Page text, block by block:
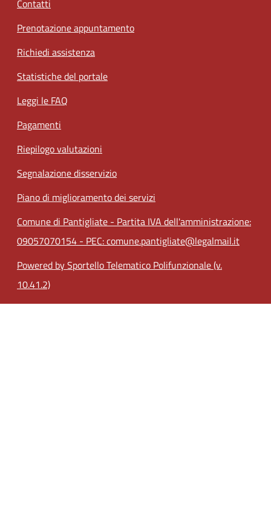
Contatti
Prenotazione appuntamento
Richiedi assistenza
Statistiche del portale
Leggi le FAQ
Pagamenti
Riepilogo valutazioni
Segnalazione disservizio
Piano di miglioramento dei servizi
Comune di Pantigliate - Partita IVA dell'amministrazione:
09057070154 - PEC: comune.pantigliate@legalmail.it
Powered by Sportello Telematico Polifunzionale (v.
10.41.2)